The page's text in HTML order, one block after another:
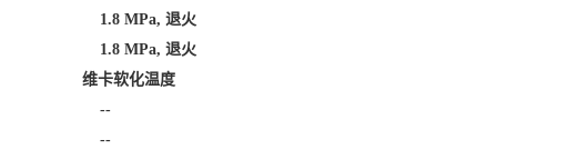
1.8 MPa, 退火
1.8 MPa, 退火
维卡软化温度
--
--